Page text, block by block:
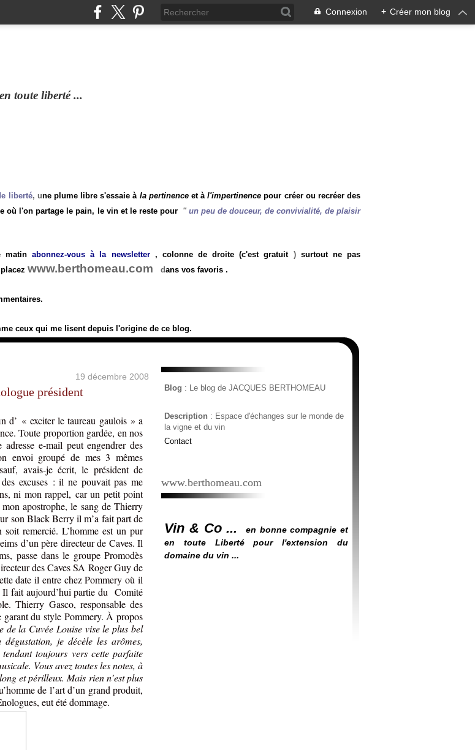
Connexion + Créer mon blog
toute liberté ...
liberté, une plume libre s'essaie à la pertinenceet àl'impertinence pour créer ou recréer des
où l'on partage le pain, le vin et le reste pour "un peu de douceur, de convivialité, de plaisir
matinabonnez-vous à la newsletter, colonne de droite (c'est gratuit) surtout ne pas
www.berthomeau.com dans vos favoris .
ceux qui me lisent depuis l'origine de ce blog.
19 décembre 2008
président
d’ « exciter le taureau gaulois » a
Toute proportion gardée, en nos
e-mail peut engendrer des
envoi groupé de mes 3 mêmes
avais-je écrit, le président de
excuses : il ne pouvait pas me
ni mon rappel, car un petit point
apostrophe, le sang de Thierry
son Black Berry il m’a fait part de
remercié. L’homme est un pur
d’un père directeur de Caves. Il
passe dans le groupe Promodès
des Caves SA Roger Guy de
date il entre chez Pommery où il
fait aujourd’hui partie du Comité
Thierry Gasco, responsable des
garant du style Pommery. À propos
de la Cuvée Louise vise le plus bel
je décèle les arômes,
toujours vers cette parfaite
Vous avez toutes les notes, à
et périlleux. Mais rien n’est plus
de l’art d’un grand produit,
eut été dommage.
Blog : Le blog de JACQUES BERTHOMEAU
Description : Espace d'échanges sur le monde de
la vigne et du vin
Contact
www.berthomeau.com
Vin & Co ...
en bonne compagnie et
en toute Liberté pour l'extension du
domaine du vin ...